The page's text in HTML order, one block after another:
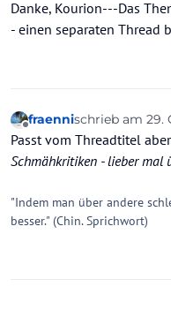
..und
bei LMX zu
Laut Anwalt
außer
Ich reise
schon gar
Danke, Kourion---Das
- einen separaten Thread
Offline
fraennischrieb am 29.
zuletzt editiert
Passt vom Threadtitel
Schmähkritiken - lieber mal
"Indem man über andere
besser." (Chin. Sprichwort)